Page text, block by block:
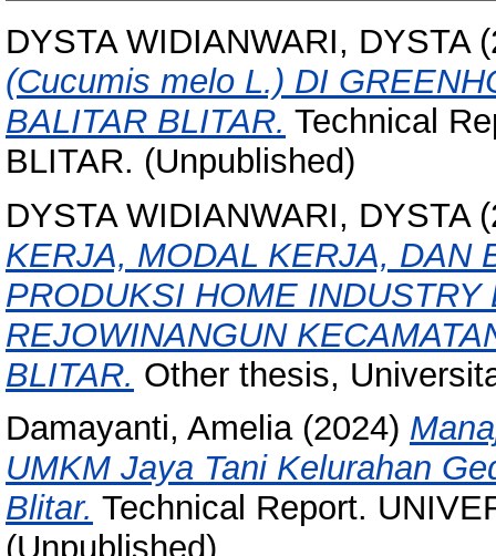
DYSTA WIDIANWARI, DYSTA
(Cucumis melo L.) DI
BALITAR BLITAR. Technical
BLITAR. (Unpublished)
DYSTA WIDIANWARI, DYSTA
KERJA, MODAL KERJA, DAN
PRODUKSI HOME
REJOWINANGUN
BLITAR. Other thesis,
Damayanti, Amelia(2024)
UMKM Jaya Tani Kelurahan
Blitar. Technical Report.
(Unpublished)